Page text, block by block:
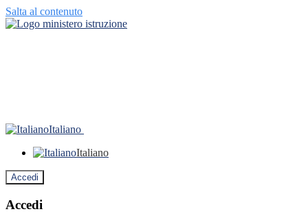
Salta al contenuto
Italiano
Italiano
Accedi
Accedi